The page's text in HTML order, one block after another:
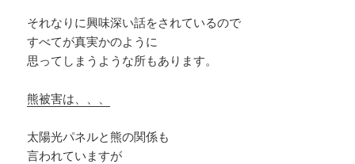
それなりに興味深い話をされているので
すべてが真実かのように
思ってしまうような所もあります。
熊被害は、、、
太陽光パネルと熊の関係も
言われていますが